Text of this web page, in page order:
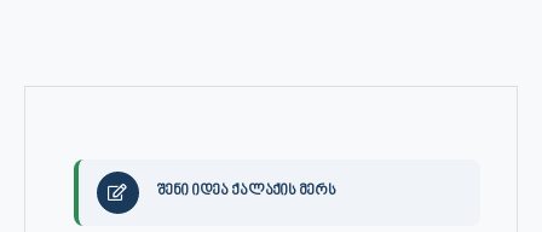
შენი იდეა ქალაქის მერს